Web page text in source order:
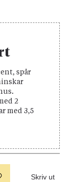
spår
2
med 3,5
Skriv ut